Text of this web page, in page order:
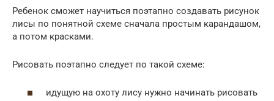
Ребенок сможет научиться поэтапно создавать рисунок
лисы по понятной схеме сначала простым карандашом,
а потом красками.
Рисовать поэтапно следует по такой схеме:
идущую на охоту лису нужно начинать рисовать